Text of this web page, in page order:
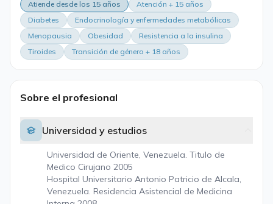
Atiende desde los 15 años
Atención + 15 años
Diabetes
Endocrinología y enfermedades metabólicas
Menopausia
Obesidad
Resistencia a la insulina
Tiroides
Transición de género + 18 años
Sobre el profesional
Universidad y estudios
Universidad de Oriente, Venezuela. Titulo de
Medico Cirujano 2005
Hospital Universitario Antonio Patricio de Alcala,
Venezuela. Residencia Asistencial de Medicina